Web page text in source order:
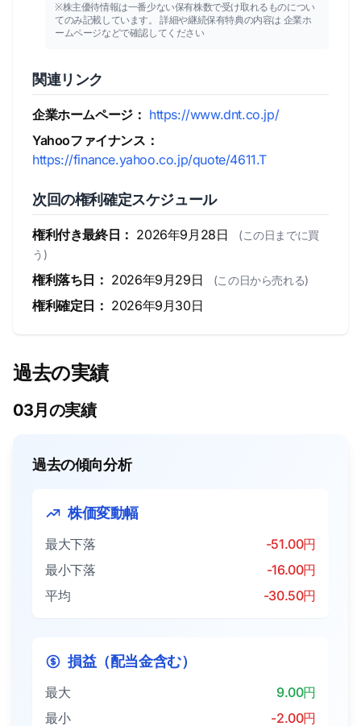
※株主優待情報は一番少ない保有株数で受け取れるものについ
てのみ記載しています。 詳細や継続保有特典の内容は 企業ホ
ームページなどで確認してください
関連リンク
企業ホームページ： https://www.dnt.co.jp/
Yahooファイナンス：
https://finance.yahoo.co.jp/quote/4611.T
次回の権利確定スケジュール
権利付き最終日： 2026年9月28日
(この日までに買
う)
権利落ち日： 2026年9月29日 (この日から売れる)
権利確定日： 2026年9月30日
過去の実績
03月の実績
過去の傾向分析
株価変動幅
最大下落
-51.00円
最小下落
-16.00円
平均
-30.50円
損益（配当金含む）
最大
9.00円
最小
-2.00円